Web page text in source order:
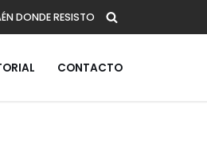
DONDE RESISTO
CONTACTO